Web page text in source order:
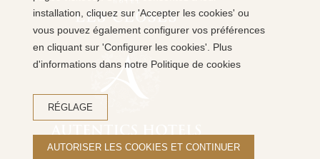
installation, cliquez sur 'Accepter les cookies' ou
vous pouvez également configurer vos préférences
en cliquant sur 'Configurer les cookies'. Plus
d'informations dans notre Politique de cookies
RÉGLAGE
AUTORISER LES COOKIES ET CONTINUER